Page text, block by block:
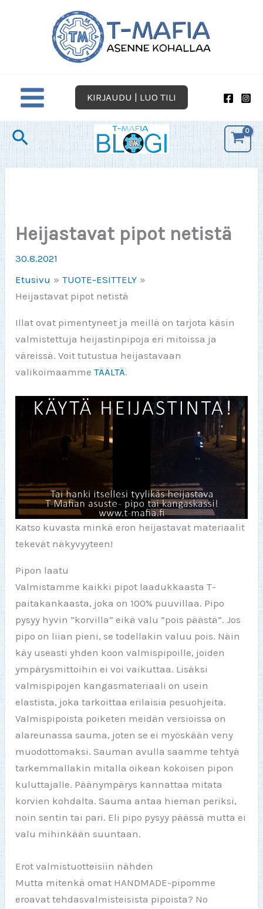
KIRJAUDU | LUO TILI
Hae
Heijastavat pipot netistä
30.8.2021
Etusivu
TUOTE-ESITTELY
Heijastavat pipot netistä
Illat ovat pimentyneet ja meillä on tarjota käsin
valmistettuja heijastinpipoja eri mitoissa ja
väreissä. Voit tutustua heijastavaan
valikoimaammeTÄÄLTÄ.
Katso kuvasta minkä eron heijastavat materiaalit
tekevät näkyvyyteen!
Pipon laatu
Valmistamme kaikki pipot laadukkaasta T-
paitakankaasta, joka on 100% puuvillaa. Pipo
pysyy hyvin ”korvilla” eikä valu ”pois päästä”. Jos
pipo on liian pieni, se todellakin valuu pois. Näin
käy useasti yhden koon valmispipoille, joiden
ympärysmittoihin ei voi vaikuttaa. Lisäksi
valmispipojen kangasmateriaali on usein
elastista, joka tarkoittaa erilaisia pesuohjeita.
Valmispipoista poiketen meidän versioissa on
alareunassa sauma, joten se ei myöskään veny
muodottomaksi. Sauman avulla saamme tehtyä
tarkemmallakin mitalla oikean kokoisen pipon
kuluttajalle. Päänympärys kannattaa mitata
korvien kohdalta. Sauma antaa hieman periksi,
noin sentin tai pari. Eli pipo pysyy päässä mutta ei
valu mihinkään suuntaan.
Erot valmistuotteisiin nähden
Mutta mitenkä omat HANDMADE-pipomme
eroavat tehdasvalmisteisista pipoista? No